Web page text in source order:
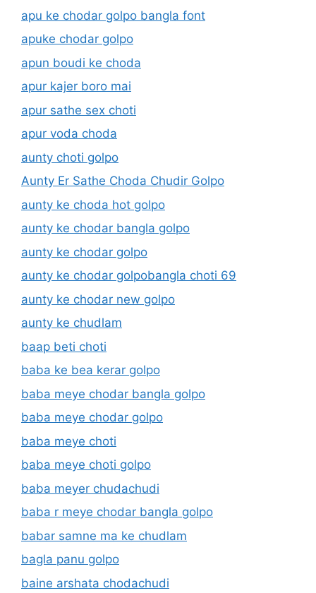
apu ke chodar golpo bangla font
apuke chodar golpo
apun boudi ke choda
apur kajer boro mai
apur sathe sex choti
apur voda choda
aunty choti golpo
Aunty Er Sathe Choda Chudir Golpo
aunty ke choda hot golpo
aunty ke chodar bangla golpo
aunty ke chodar golpo
aunty ke chodar golpobangla choti 69
aunty ke chodar new golpo
aunty ke chudlam
baap beti choti
baba ke bea kerar golpo
baba meye chodar bangla golpo
baba meye chodar golpo
baba meye choti
baba meye choti golpo
baba meyer chudachudi
baba r meye chodar bangla golpo
babar samne ma ke chudlam
bagla panu golpo
baine arshata chodachudi